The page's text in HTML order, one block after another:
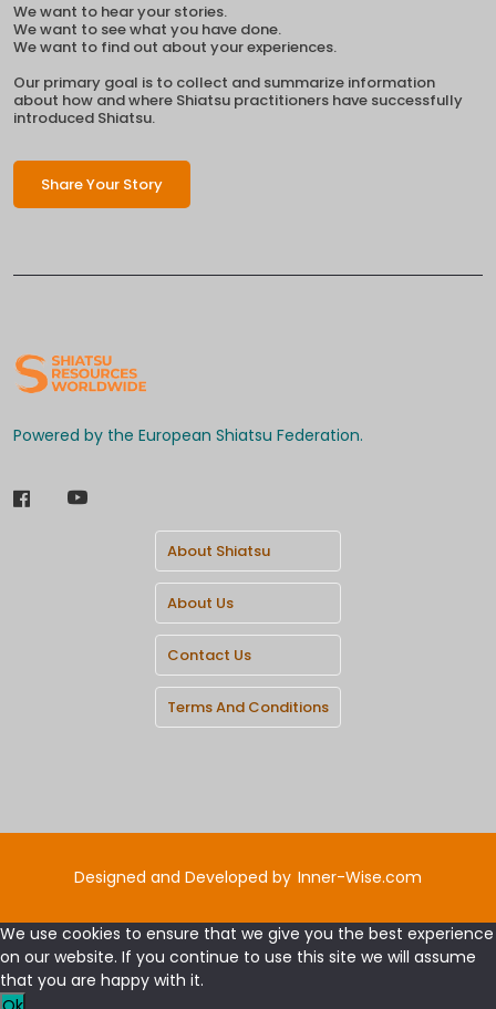
We want to hear your stories.
We want to see what you have done.
We want to find out about your experiences.
Our primary goal is to collect and summarize information
about how and where Shiatsu practitioners have successfully
introduced Shiatsu.
Share Your Story
Powered by the European Shiatsu Federation.
About Shiatsu
About Us
Contact Us
Terms And Conditions
Designed and Developed by Inner-Wise.com
We use cookies to ensure that we give you the best experience
on our website. If you continue to use this site we will assume
that you are happy with it.